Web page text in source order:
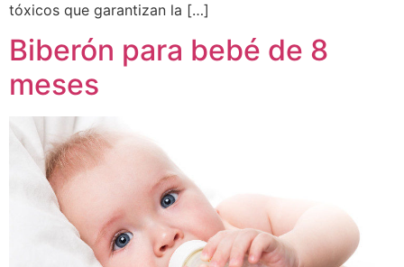
tóxicos que garantizan la […]
Biberón para bebé de 8
meses